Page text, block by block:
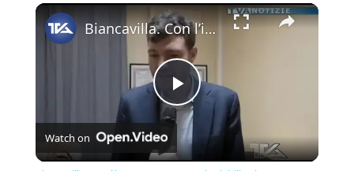
Play Unmute Fullscreen ×
Play
Video
Biancavilla. Con l’incontro “L’approccio riabilitativo e funzionale”, inaugurata la sede di “Nutri m
Watch on